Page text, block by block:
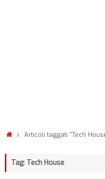
Articoli taggati "Tech
Tag: Tech House